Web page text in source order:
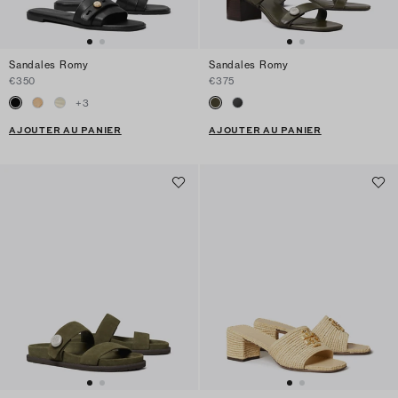
Sandales Romy
€350
+3
AJOUTER AU PANIER
Sandales Romy
€375
AJOUTER AU PANIER